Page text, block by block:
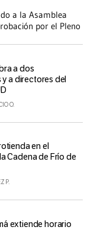
a la Asamblea
por el Pleno
a dos
y a directores del
O.
en el
Cadena de Frío de
P.
extiende horario